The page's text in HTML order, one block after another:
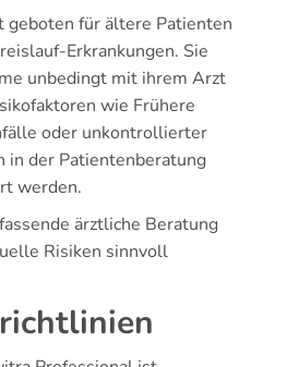
geboten für ältere Patienten
Erkrankungen. Sie
unbedingt mit ihrem Arzt
wie Frühere
oder unkontrollierter
in der Patientenberatung
werden.
ärztliche Beratung
Risiken sinnvoll